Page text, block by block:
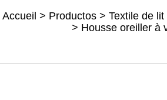
Accueil > Productos > Textile de lit
> Housse oreiller à